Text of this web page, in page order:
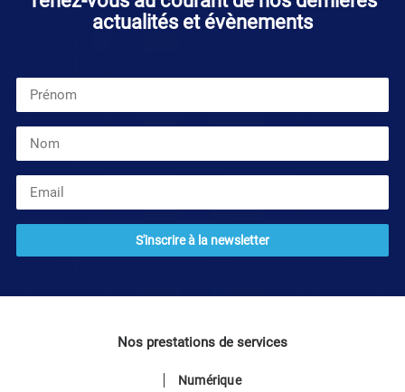
actualités et évènements
Nos prestations de services
Numérique